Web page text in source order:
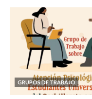
GRUPOS DE TRABAJO